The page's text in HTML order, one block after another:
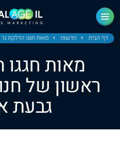
דף הבית חדשות מאות חגגו הדלקת
מאות
ראשון של
גבעת
מחוז
מחוז
מחוז
מחוז